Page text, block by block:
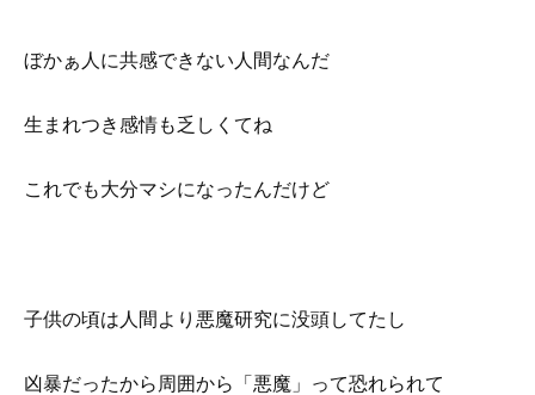
ぼかぁ人に共感できない人間なんだ
生まれつき感情も乏しくてね
これでも大分マシになったんだけど
子供の頃は人間より悪魔研究に没頭してたし
凶暴だったから周囲から「悪魔」って恐れられて